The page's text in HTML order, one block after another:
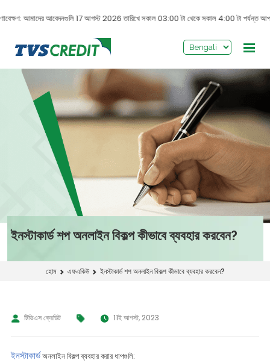
আমাদের আবেদনগুলি 17 আগস্ট 2026 তারিখে সকাল 03:00 টা থেকে সকাল 4:00 টা পর্যন্ত
ইনস্টাকার্ড শপ অনলাইন বিকল্প কীভাবে ব্যবহার করবেন?
হোম এফএকিউ ইনস্টাকার্ড শপ অনলাইন বিকল্প কীভাবে ব্যবহার করবেন?
টিভিএস ক্রেডিট 11ই আগস্ট, 2023
ইনস্টাকার্ডঅনলাইন বিকল্প ব্যবহার করার ধাপগুলি: